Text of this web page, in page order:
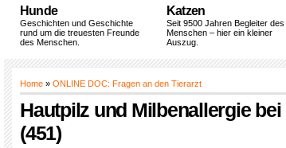
Hunde
Geschichten und Geschichte
rund um die treuesten Freunde
des Menschen.
Katzen
Seit 9500 Jahren Begleiter des
Menschen – hier ein kleiner
Auszug.
Home » ONLINE DOC: Fragen an den Tierarzt
Hautpilz und Milbenallergie
(451)